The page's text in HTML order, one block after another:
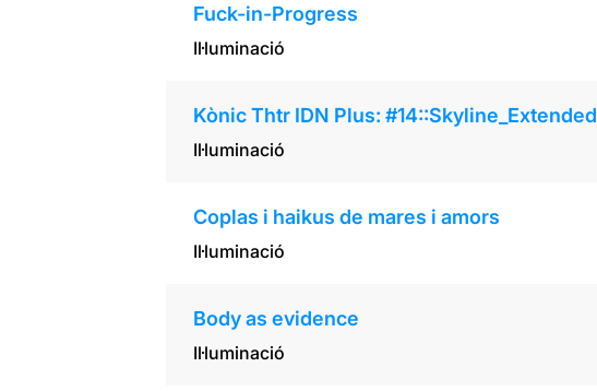
Fuck-in-Progress
Il·luminació
Kònic Thtr IDN Plus: #14::Skyline_Extended
Il·luminació
Coplas i haikus de mares i amors
Il·luminació
Body as evidence
Il·luminació